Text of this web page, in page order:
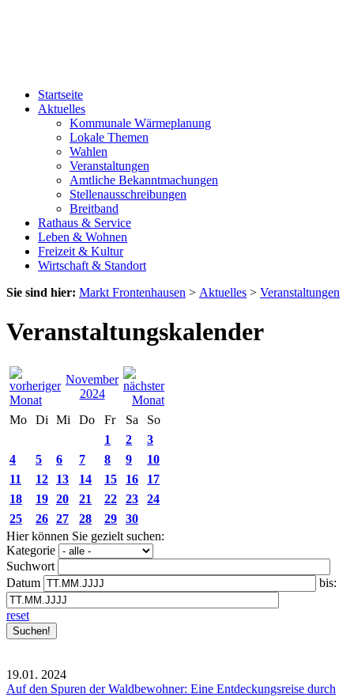
Startseite
Aktuelles
Kommunale Wärmeplanung
Lokale Themen
Wahlen
Veranstaltungen
Amtliche Bekanntmachungen
Stellenausschreibungen
Breitband
Rathaus & Service
Leben & Wohnen
Freizeit & Kultur
Wirtschaft & Standort
Sie sind hier: Markt Frontenhausen > Aktuelles > Veranstaltungen
Veranstaltungskalender
November
2024
Mo
Di Mi Do Fr Sa
So
1
2
3
4
5 6 7 8 9
10
11
12 13 14 15 16
17
18
19 20 21 22 23
24
25
26 27 28 29
30
Hier können Sie gezielt suchen:
Kategorie
Suchwort
Datum
bis:
reset
19.01. 2024
Auf den Spuren der Waldbewohner: Eine Entdeckungsreise durch